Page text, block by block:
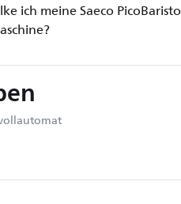
ich meine Saeco PicoBaristo